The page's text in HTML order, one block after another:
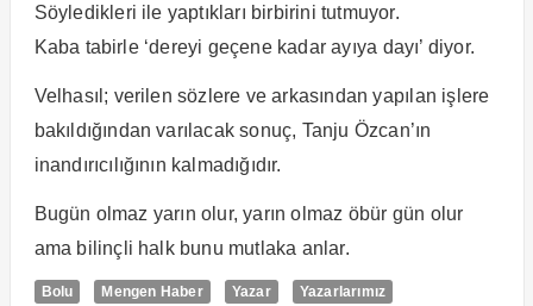
Söyledikleri ile yaptıkları birbirini tutmuyor.
Kaba tabirle ‘dereyi geçene kadar ayıya dayı’ diyor.
Velhasıl; verilen sözlere ve arkasından yapılan işlere
bakıldığından varılacak sonuç, Tanju Özcan’ın
inandırıcılığının kalmadığıdır.
Bugün olmaz yarın olur, yarın olmaz öbür gün olur
ama bilinçli halk bunu mutlaka anlar.
Bolu Mengen Haber Yazar Yazarlarımız